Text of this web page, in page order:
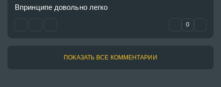
Впринципе довольно легко
0
ПОКАЗАТЬ ВСЕ КОММЕНТАРИИ